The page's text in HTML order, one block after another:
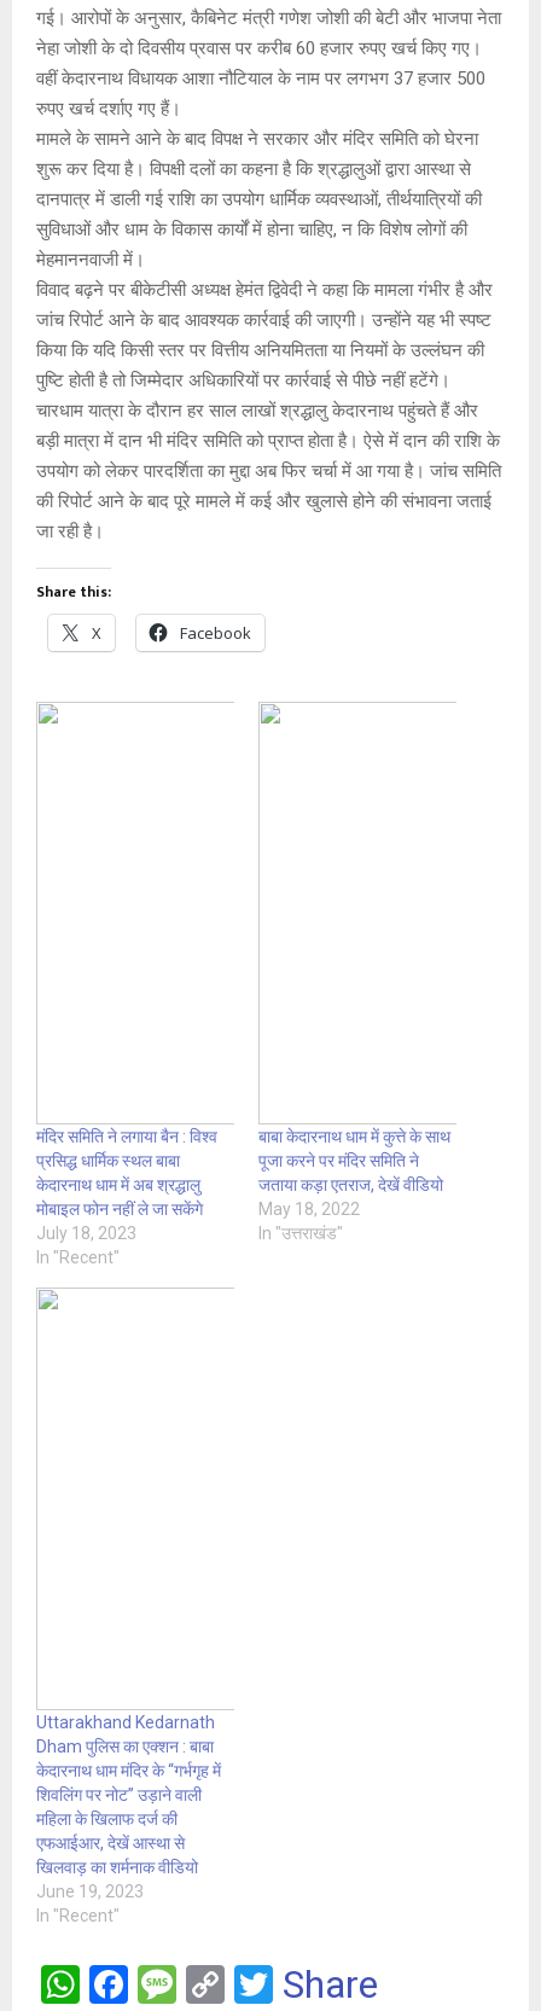
गई। आरोपों के अनुसार, कैबिनेट मंत्री गणेश जोशी की बेटी और भाजपा नेता
नेहा जोशी के दो दिवसीय प्रवास पर करीब 60 हजार रुपए खर्च किए गए।
वहीं केदारनाथ विधायक आशा नौटियाल के नाम पर लगभग 37 हजार 500
रुपए खर्च दर्शाए गए हैं।
मामले के सामने आने के बाद विपक्ष ने सरकार और मंदिर समिति को घेरना
शुरू कर दिया है। विपक्षी दलों का कहना है कि श्रद्धालुओं द्वारा आस्था से
दानपात्र में डाली गई राशि का उपयोग धार्मिक व्यवस्थाओं, तीर्थयात्रियों की
सुविधाओं और धाम के विकास कार्यों में होना चाहिए, न कि विशेष लोगों की
मेहमाननवाजी में।
विवाद बढ़ने पर बीकेटीसी अध्यक्ष हेमंत द्विवेदी ने कहा कि मामला गंभीर है और
जांच रिपोर्ट आने के बाद आवश्यक कार्रवाई की जाएगी। उन्होंने यह भी स्पष्ट
किया कि यदि किसी स्तर पर वित्तीय अनियमितता या नियमों के उल्लंघन की
पुष्टि होती है तो जिम्मेदार अधिकारियों पर कार्रवाई से पीछे नहीं हटेंगे।
चारधाम यात्रा के दौरान हर साल लाखों श्रद्धालु केदारनाथ पहुंचते हैं और
बड़ी मात्रा में दान भी मंदिर समिति को प्राप्त होता है। ऐसे में दान की राशि के
उपयोग को लेकर पारदर्शिता का मुद्दा अब फिर चर्चा में आ गया है। जांच समिति
की रिपोर्ट आने के बाद पूरे मामले में कई और खुलासे होने की संभावना जताई
जा रही है।
Share this:
X Facebook
मंदिर समिति ने लगाया बैन : विश्व
प्रसिद्ध धार्मिक स्थल बाबा
केदारनाथ धाम में अब श्रद्धालु
मोबाइल फोन नहीं ले जा सकेंगे
July 18, 2023
In "Recent"
बाबा केदारनाथ धाम में कुत्ते के साथ
पूजा करने पर मंदिर समिति ने
जताया कड़ा एतराज, देखें वीडियो
May 18, 2022
In "उत्तराखंड"
Uttarakhand Kedarnath
Dham पुलिस का एक्शन : बाबा
केदारनाथ धाम मंदिर के “गर्भगृह में
शिवलिंग पर नोट” उड़ाने वाली
महिला के खिलाफ दर्ज की
एफआईआर, देखें आस्था से
खिलवाड़ का शर्मनाक वीडियो
June 19, 2023
In "Recent"
W F
M C
T
Share